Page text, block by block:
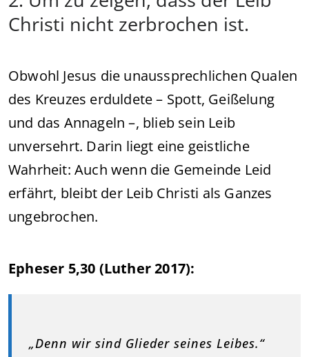
Christi nicht zerbrochen ist.
Obwohl Jesus die unaussprechlichen Qualen
des Kreuzes erduldete – Spott, Geißelung
und das Annageln –, blieb sein Leib
unversehrt. Darin liegt eine geistliche
Wahrheit: Auch wenn die Gemeinde Leid
erfährt, bleibt der Leib Christi als Ganzes
ungebrochen.
Epheser 5,30 (Luther 2017):
„Denn wir sind Glieder seines Leibes.“